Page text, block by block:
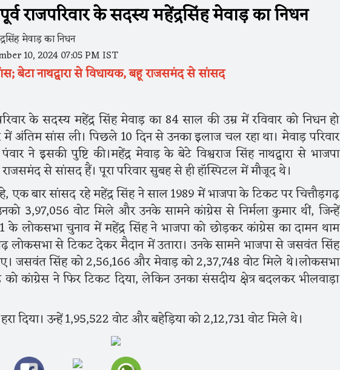
राजपरिवार के सदस्य महेंद्रसिंह मेवाड़ का निधन
10, 2024 07:05 PM IST
बेटा नाथद्वारा से विधायक, बहू राजसमंद से सांसद
के सदस्य महेंद्र सिंह मेवाड़ का 84 साल की उम्र में रविवार को निधन हो
में अंतिम सांस ली। पिछले 10 दिन से उनका इलाज चल रहा था। मेवाड़ परिवार
ने इसकी पुष्टि की।महेंद्र मेवाड़ के बेटे विश्वराज सिंह नाथद्वारा से भाजपा
से सांसद हैं। पूरा परिवार सुबह से ही हॉस्पिटल में मौजूद थे।
रहे, एक बार सांसद रहे महेंद्र सिंह ने साल 1989 में भाजपा के टिकट पर चित्तौड़गढ़
3,97,056 वोट मिले और उनके सामने कांग्रेस से निर्मला कुमार थीं, जिन्हें
के लोकसभा चुनाव में महेंद्र सिंह ने भाजपा को छोड़कर कांग्रेस का दामन थाम
लोकसभा से टिकट देकर मैदान में उतारा। उनके सामने भाजपा से जसवंत सिंह
जसवंत सिंह को 2,56,166 और मेवाड़ को 2,37,748 वोट मिले थे।लोकसभा
कांग्रेस ने फिर टिकट दिया, लेकिन उनका संसदीय क्षेत्र बदलकर भीलवाड़ा
दिया। उन्हें 1,95,522 वोट और बहेड़िया को 2,12,731 वोट मिले थे।